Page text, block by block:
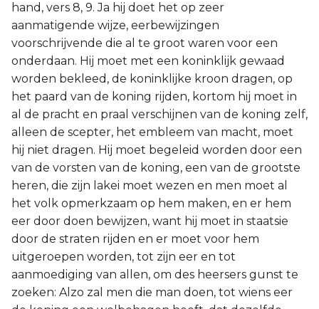
hand, vers 8, 9. Ja hij doet het op zeer
aanmatigende wijze, eerbewijzingen
voorschrijvende die al te groot waren voor een
onderdaan. Hij moet met een koninklijk gewaad
worden bekleed, de koninklijke kroon dragen, op
het paard van de koning rijden, kortom hij moet in
al de pracht en praal verschijnen van de koning zelf,
alleen de scepter, het embleem van macht, moet
hij niet dragen. Hij moet begeleid worden door een
van de vorsten van de koning, een van de grootste
heren, die zijn lakei moet wezen en men moet al
het volk opmerkzaam op hem maken, en er hem
eer door doen bewijzen, want hij moet in staatsie
door de straten rijden en er moet voor hem
uitgeroepen worden, tot zijn eer en tot
aanmoediging van allen, om des heersers gunst te
zoeken: Alzo zal men die man doen, tot wiens eer